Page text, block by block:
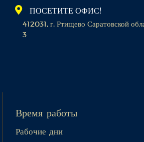
ПОСЕТИТЕ ОФИС!
412031, г. Ртищево Саратовской
3
Время работы
Рабочие дни